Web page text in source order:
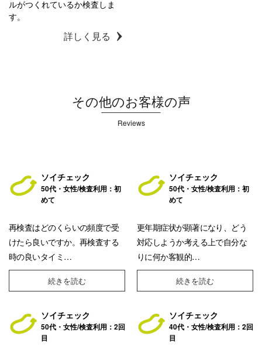
ルがつくれているか検査しま
す。
詳しく見る
その他のお客様の声
Reviews
ソイチェック
50代・女性/検査利用：初
めて
再検査はどのくらいの頻度で受
けたら良いですか。再検査する
時の良いタイミ…
続きを読む
ソイチェック
50代・女性/検査利用：初
めて
更年期症状が顕著になり、どう
対応しようか考える上で自分な
りに何か客観的…
続きを読む
ソイチェック
50代・女性/検査利用：2回
目
ソイチェック
40代・女性/検査利用：2回
目